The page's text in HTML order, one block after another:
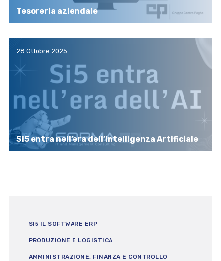
Tesoreria aziendale
28 Ottobre 2025
Si5 entra nell’era dell’Intelligenza Artificiale
SI5 IL SOFTWARE ERP
PRODUZIONE E LOGISTICA
AMMINISTRAZIONE, FINANZA E CONTROLLO